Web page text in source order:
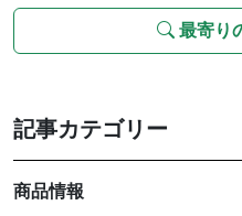
最寄り
記事カテゴリー
商品情報